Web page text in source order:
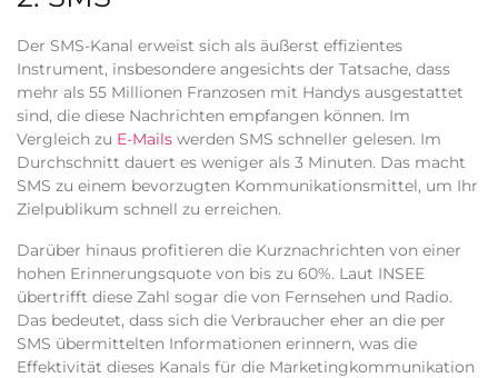
Der SMS-Kanal erweist sich als äußerst effizientes
Instrument, insbesondere angesichts der Tatsache, dass
mehr als 55 Millionen Franzosen mit Handys ausgestattet
sind, die diese Nachrichten empfangen können. Im
Vergleich zu E-Mails werden SMS schneller gelesen. Im
Durchschnitt dauert es weniger als 3 Minuten. Das macht
SMS zu einem bevorzugten Kommunikationsmittel, um Ihr
Zielpublikum schnell zu erreichen.
Darüber hinaus profitieren die Kurznachrichten von einer
hohen Erinnerungsquote von bis zu 60%. Laut INSEE
übertrifft diese Zahl sogar die von Fernsehen und Radio.
Das bedeutet, dass sich die Verbraucher eher an die per
SMS übermittelten Informationen erinnern, was die
Effektivität dieses Kanals für die Marketingkommunikation